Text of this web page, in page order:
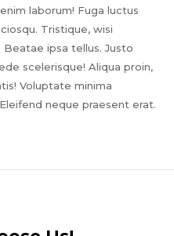
laborum! Fuga luctus
Tristique, wisi
ipsa tellus. Justo
scelerisque! Aliqua proin,
Voluptate minima
neque praesent erat.